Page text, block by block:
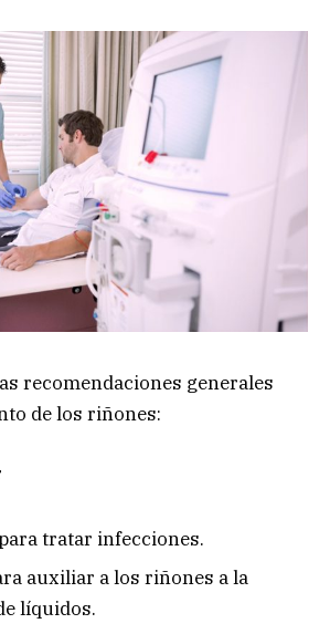
recomendaciones generales
de los riñones:
tratar infecciones.
auxiliar a los riñones a la
líquidos.